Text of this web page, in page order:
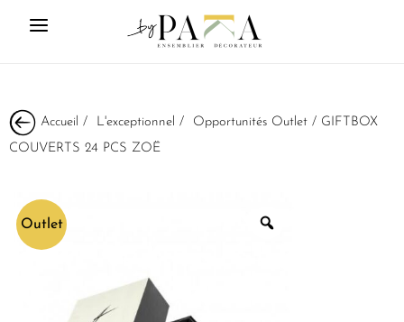
Accueil / L'exceptionnel / Opportunités Outlet / GIFTBOX
COUVERTS 24 PCS ZOË
Outlet